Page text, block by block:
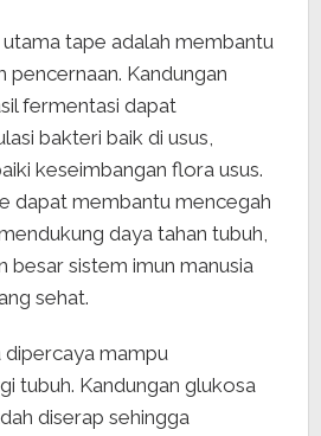
tape adalah membantu
pencernaan. Kandungan
fermentasi dapat
bakteri baik di usus,
keseimbangan flora usus.
dapat membantu mencegah
daya tahan tubuh,
besar sistem imun manusia
sehat.
dipercaya mampu
tubuh. Kandungan glukosa
diserap sehingga